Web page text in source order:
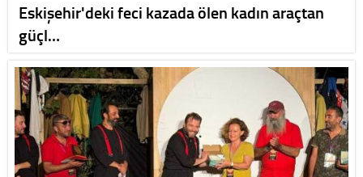
Eskişehir'deki feci kazada ölen kadın araçtan
güçl…